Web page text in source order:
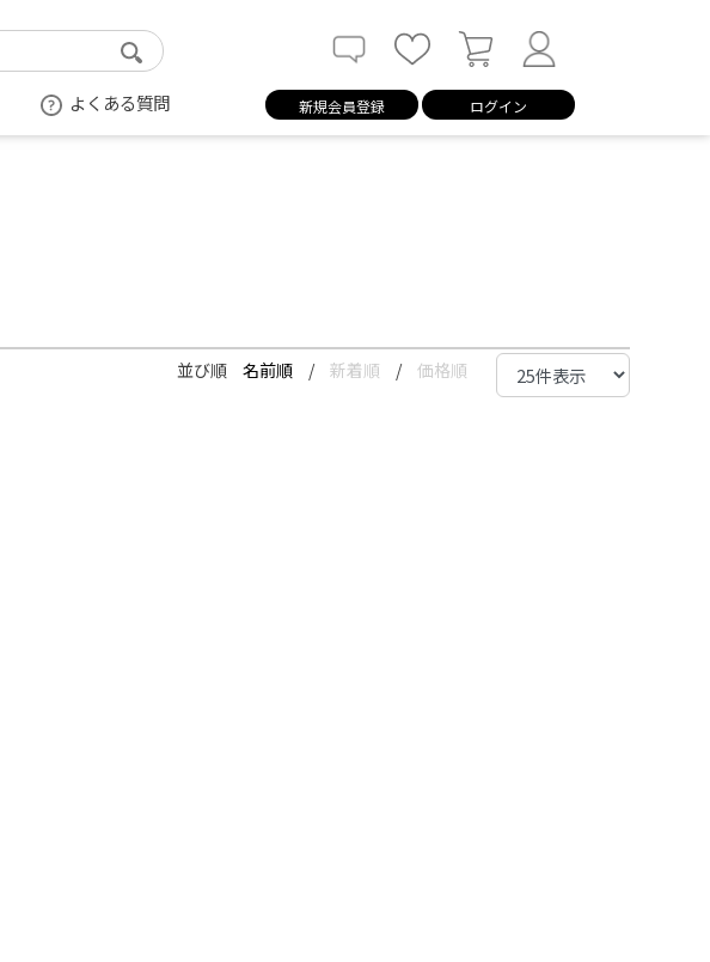
よくある質問 新規会員登録 ログイン
並び順 名前順 / 新着順 / 価格順